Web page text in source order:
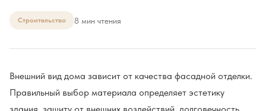
Строительство 8 мин чтения
Внешний вид дома зависит от качества фасадной отделки.
Правильный выбор материала определяет эстетику